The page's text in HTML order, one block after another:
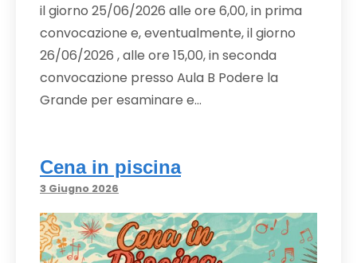
il giorno 25/06/2026 alle ore 6,00, in prima
convocazione e, eventualmente, il giorno
26/06/2026 , alle ore 15,00, in seconda
convocazione presso Aula B Podere la
Grande per esaminare e…
Cena in piscina
3 Giugno 2026